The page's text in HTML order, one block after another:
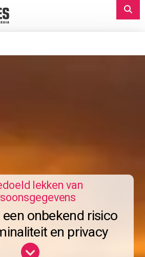
lekken van
onbekend risico
en privacy